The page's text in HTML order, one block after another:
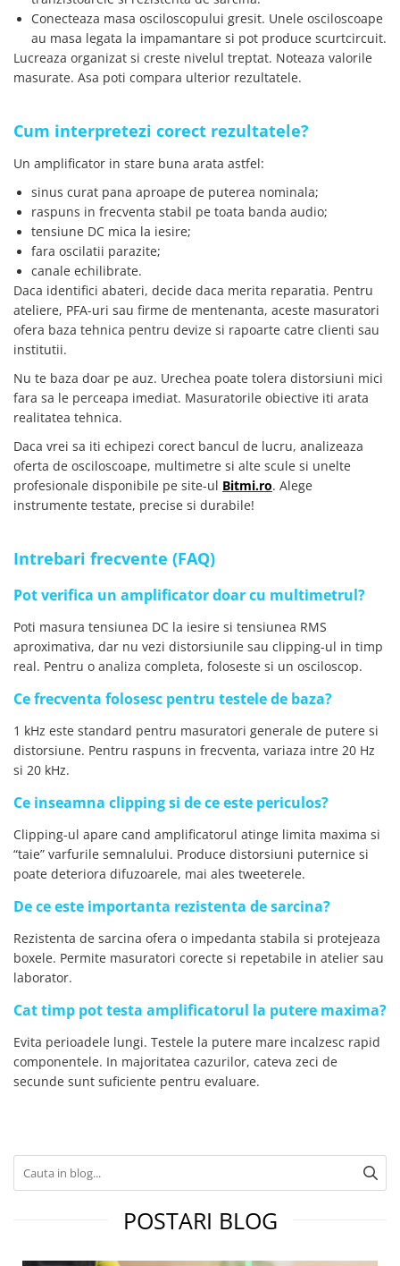
Conecteaza masa osciloscopului gresit. Unele osciloscoape
au masa legata la impamantare si pot produce scurtcircuit.
Lucreaza organizat si creste nivelul treptat. Noteaza valorile
masurate. Asa poti compara ulterior rezultatele.
Cum interpretezi corect rezultatele?
Un amplificator in stare buna arata astfel:
sinus curat pana aproape de puterea nominala;
raspuns in frecventa stabil pe toata banda audio;
tensiune DC mica la iesire;
fara oscilatii parazite;
canale echilibrate.
Daca identifici abateri, decide daca merita reparatia. Pentru
ateliere, PFA-uri sau firme de mentenanta, aceste masuratori
ofera baza tehnica pentru devize si rapoarte catre clienti sau
institutii.
Nu te baza doar pe auz. Urechea poate tolera distorsiuni mici
fara sa le perceapa imediat. Masuratorile obiective iti arata
realitatea tehnica.
Daca vrei sa iti echipezi corect bancul de lucru, analizeaza
oferta de osciloscoape, multimetre si alte scule si unelte
profesionale disponibile pe site-ul Bitmi.ro. Alege
instrumente testate, precise si durabile!
Intrebari frecvente (FAQ)
Pot verifica un amplificator doar cu multimetrul?
Poti masura tensiunea DC la iesire si tensiunea RMS
aproximativa, dar nu vezi distorsiunile sau clipping-ul in timp
real. Pentru o analiza completa, foloseste si un osciloscop.
Ce frecventa folosesc pentru testele de baza?
1 kHz este standard pentru masuratori generale de putere si
distorsiune. Pentru raspuns in frecventa, variaza intre 20 Hz
si 20 kHz.
Ce inseamna clipping si de ce este periculos?
Clipping-ul apare cand amplificatorul atinge limita maxima si
“taie” varfurile semnalului. Produce distorsiuni puternice si
poate deteriora difuzoarele, mai ales tweeterele.
De ce este importanta rezistenta de sarcina?
Rezistenta de sarcina ofera o impedanta stabila si protejeaza
boxele. Permite masuratori corecte si repetabile in atelier sau
laborator.
Cat timp pot testa amplificatorul la putere maxima?
Evita perioadele lungi. Testele la putere mare incalzesc rapid
componentele. In majoritatea cazurilor, cateva zeci de
secunde sunt suficiente pentru evaluare.
POSTARI BLOG